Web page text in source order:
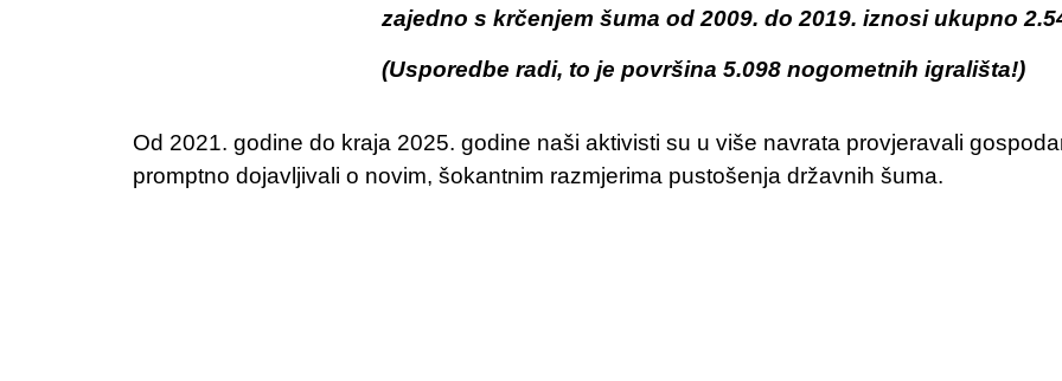
zajedno s krčenjem šuma od 2009. do 2019. iznosi ukupno
(Usporedbe radi, to je površina 5.098 nogometnih igrališta!)
Od 2021. godine do kraja 2025. godine naši aktivisti su u više navrata provjeravali
promptno dojavljivali o novim, šokantnim razmjerima pustošenja državnih šuma.